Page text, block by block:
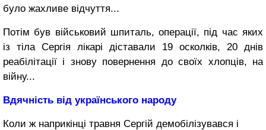
було жахливе відчуття...
Потім був військовий шпиталь, операції, під час яких
із тіла Сергія лікарі діставали 19 осколків, 20 днів
реабілітації і знову повернення до своїх хлопців, на
війну...
Вдячність від українського народу
Коли ж наприкінці травня Сергій демобілізувався і